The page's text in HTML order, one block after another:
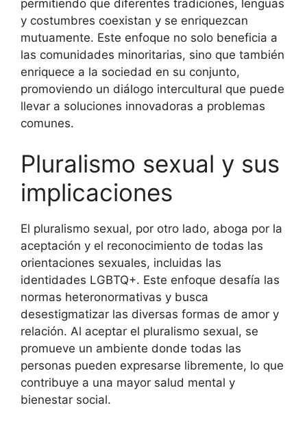
permitiendo que diferentes tradiciones, lenguas
y costumbres coexistan y se enriquezcan
mutuamente. Este enfoque no solo beneficia a
las comunidades minoritarias, sino que también
enriquece a la sociedad en su conjunto,
promoviendo un diálogo intercultural que puede
llevar a soluciones innovadoras a problemas
comunes.
Pluralismo sexual y sus
implicaciones
El pluralismo sexual, por otro lado, aboga por la
aceptación y el reconocimiento de todas las
orientaciones sexuales, incluidas las
identidades LGBTQ+. Este enfoque desafía las
normas heteronormativas y busca
desestigmatizar las diversas formas de amor y
relación. Al aceptar el pluralismo sexual, se
promueve un ambiente donde todas las
personas pueden expresarse libremente, lo que
contribuye a una mayor salud mental y
bienestar social.